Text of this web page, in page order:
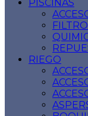
PISCINAS
RIEGO